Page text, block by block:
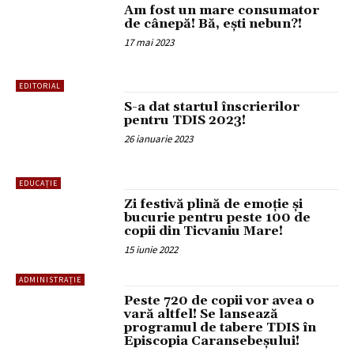
EDITORIAL
Am fost un mare consumator
de cânepă! Bă, ești nebun?!
17 mai 2023
EDUCAȚIE
S-a dat startul înscrierilor
pentru TDIS 2023!
26 ianuarie 2023
ADMINISTRAȚIE
Zi festivă plină de emoție și
bucurie pentru peste 100 de
copii din Ticvaniu Mare!
15 iunie 2022
Peste 720 de copii vor avea o
vară altfel! Se lansează
programul de tabere TDIS în
Episcopia Caransebeșului!